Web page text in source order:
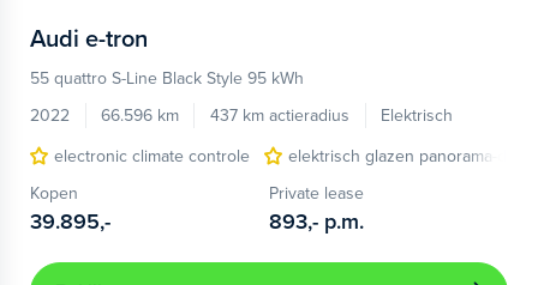
Audi e-tron
55 quattro S-Line Black Style 95 kWh
2022
66.596 km 437 km actieradius
Elektrisch
electronic climate controle
elektrisch glazen panorama-dak
Kopen
39.895,-
Private lease
893,- p.m.